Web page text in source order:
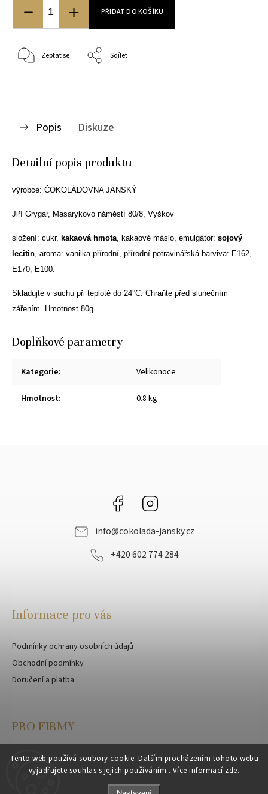
Tento web používá soubory cookie. Dalším procházením tohoto webu
vyjadřujete souhlas s jejich používáním.. Více informací zde.
PŘIDAT DO KOŠÍKU
Zeptat se Sdílet
Popis Diskuze
Detailní popis produktu
výrobce: ČOKOLÁDOVNA JANSKÝ
Jiří Grygar, Masarykovo náměstí 80/8, Vyškov
složení: cukr, kakaová hmota , kakaové máslo, emulgátor: sojový
lecitin , aroma: vanilka přírodní, přírodní potravinářská barviva: E162,
E170, E100.
Skladujte v suchu při teplotě do 24°C. Chraňte před slunečním
zářením. Hmotnost 80g.
Doplňkové parametry
Kategorie: Velikonoce
Hmotnost: 0.8 kg
Facebook
info@cokolada-jansky.cz
+420 602 774 284
Informace pro vás
Podmínky ochrany osobních údajů
Obchodní podmínky
Doručení a platba
PRO FIRMY
Velkoobchod
Zakázková výroba